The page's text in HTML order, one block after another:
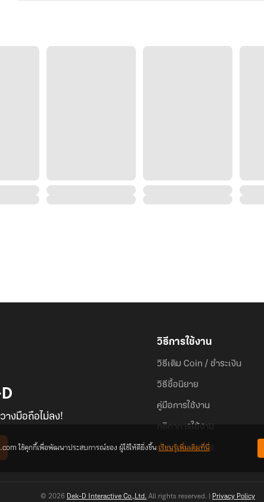
างมือถือไม่ลง!
วิธีการใช้งาน
วิธีเติม Coin / ชำระเงิน
วิธีซื้อนิยาย
คู่มือการใช้งาน
กติกาการใช้งาน
คำถามที่พบบ่อย
© 2026 Dek-D Interactive Co.,Ltd. All rights reserved. | Privacy Policy
ใช้คุกกี้เพื่อพัฒนาประสบการณ์ของ ผู้ใช้ให้ดียิ่งขึ้นเรียนรู้เพิ่มเติมที่นี่